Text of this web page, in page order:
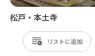
松戸・本土寺
リスト